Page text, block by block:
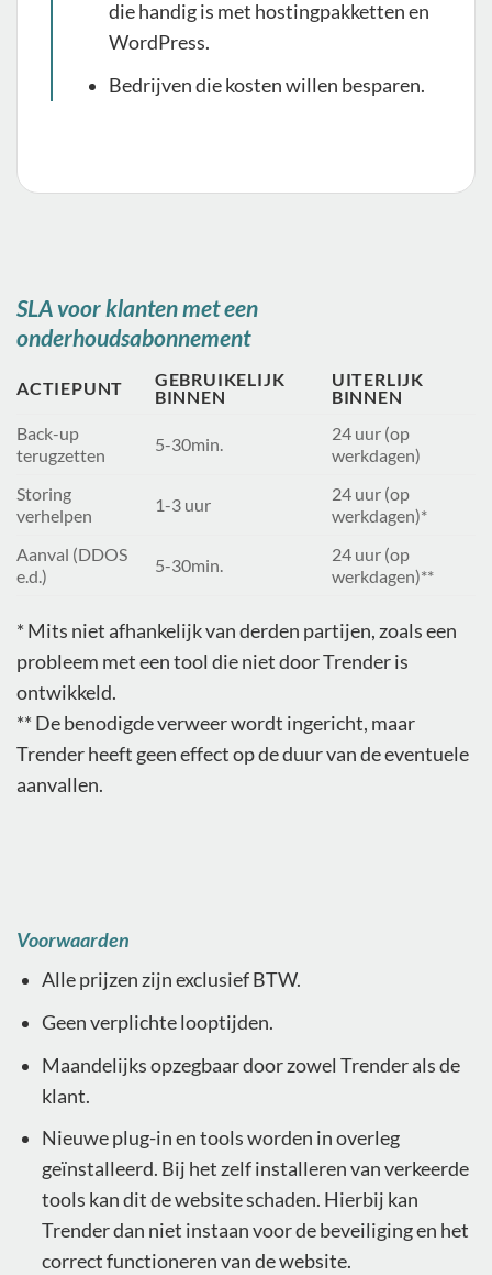
die handig is met hostingpakketten en
WordPress.
Bedrijven die kosten willen besparen.
SLA voor klanten met een
onderhoudsabonnement
ACTIEPUNT
GEBRUIKELIJK
BINNEN
UITERLIJK
BINNEN
Back-up
terugzetten
5-30min.
24 uur (op
werkdagen)
Storing
verhelpen
1-3 uur
24 uur (op
werkdagen)*
Aanval (DDOS
e.d.)
5-30min.
24 uur (op
werkdagen)**
* Mits niet afhankelijk van derden partijen, zoals een
probleem met een tool die niet door Trender is
ontwikkeld.
** De benodigde verweer wordt ingericht, maar
Trender heeft geen effect op de duur van de eventuele
aanvallen.
Voorwaarden
Alle prijzen zijn exclusief BTW.
Geen verplichte looptijden.
Maandelijks opzegbaar door zowel Trender als de
klant.
Nieuwe plug-in en tools worden in overleg
geïnstalleerd. Bij het zelf installeren van verkeerde
tools kan dit de website schaden. Hierbij kan
Trender dan niet instaan voor de beveiliging en het
correct functioneren van de website.